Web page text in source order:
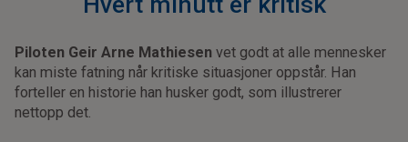
Piloten Geir Arne Mathiesen vet godt at alle mennesker
kan miste fatning når kritiske situasjoner oppstår. Han
forteller en historie han husker godt, som illustrerer
nettopp det.